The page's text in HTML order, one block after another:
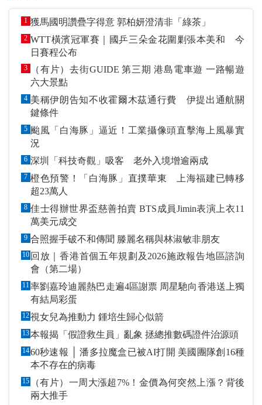
1 獲馬國明讚疊字得意 郭柏妍澄清非「綠茶」
2 WTT橫濱冠軍賽｜國乒三朵金花圍剿張本美和 今
日賽程公布
3
（有片）去街GUIDE 第三期 港島電車遊 一路暢遊
六大景點
4 美稱伊朗告知不收霍爾木茲通行費 伊提出通航關
鍵條件
5 颱風「白海豚」逼近！工業攝像頭直擊海上風暴實
況
6 深圳「科技奇觀」吸客 老外入境增逾兩成
7 橙色預警！「白海豚」直撲華東 上海福建已轉移
超23萬人
8 佳士得辦世界盃慈善拍賣 BTS成員Jimin表演上衣11
萬美元成交
9 合照握手破不和傳聞 滕麗名稱與林淑敏非朋友
10 回放｜香港首個五年規劃及2026施政報告地區諮詢
會（第二場）
11率劉嘉玲迪麗熱巴走遍4區謝票 周星馳向香港送上獨
有結局彩蛋
12 視女兒為推動力 鍾培生歸心似箭
13 本報揭「假證救生員」亂象 拯總推數碼證件治源頭
1460秒速報 │ 潘多拉魔盒已被AI打開 美國團隊創16種
本不存在的病毒
15
（有片）一周大漲超7%！金價為何突然上漲？背後
兩大推手